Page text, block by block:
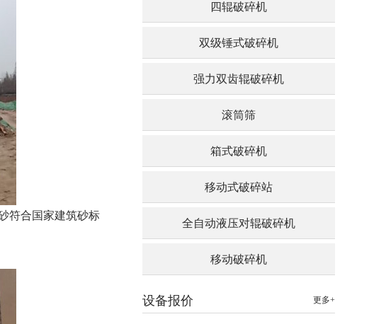
符合国家建筑砂标
四辊破碎机
双级锤式破碎机
强力双齿辊破碎机
滚筒筛
箱式破碎机
移动式破碎站
全自动液压对辊破碎机
移动破碎机
更多+
设备报价